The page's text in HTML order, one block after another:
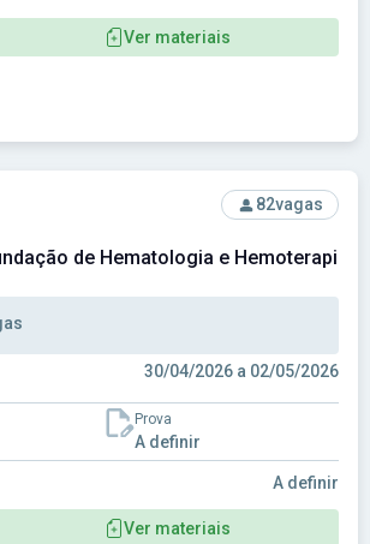
Ver materiais
- Fundação de Hematologia e
82vagas
de Hematologia e Hemoterapia
30/04/2026 a 02/05/2026
Prova
A definir
A definir
Ver materiais